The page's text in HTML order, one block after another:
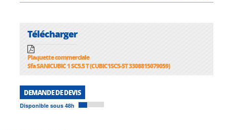
Télécharger
Plaquette commerciale
Sfa SANICUBIC 1 SC5.5 T (CUBIC1SC5-5T 3308815079059)
DEMANDE DE DEVIS
Disponible sous 48h